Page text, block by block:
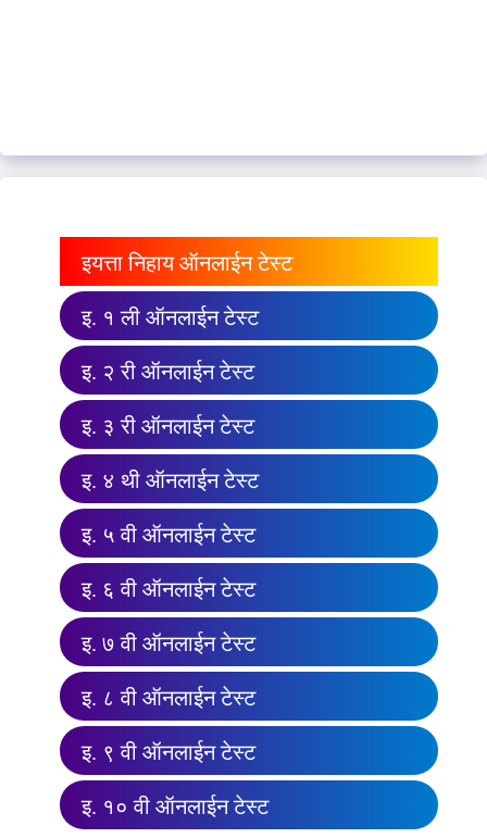
इयत्ता निहाय ऑनलाईन टेस्ट
इ. १ ली ऑनलाईन टेस्ट
इ. २ री ऑनलाईन टेस्ट
इ. ३ री ऑनलाईन टेस्ट
इ. ४ थी ऑनलाईन टेस्ट
इ. ५ वी ऑनलाईन टेस्ट
इ. ६ वी ऑनलाईन टेस्ट
इ. ७ वी ऑनलाईन टेस्ट
इ. ८ वी ऑनलाईन टेस्ट
इ. ९ वी ऑनलाईन टेस्ट
इ. १० वी ऑनलाईन टेस्ट